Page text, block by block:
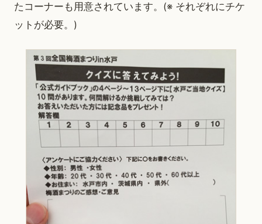
たコーナーも用意されています。(※ それぞれにチケ
ットが必要。)